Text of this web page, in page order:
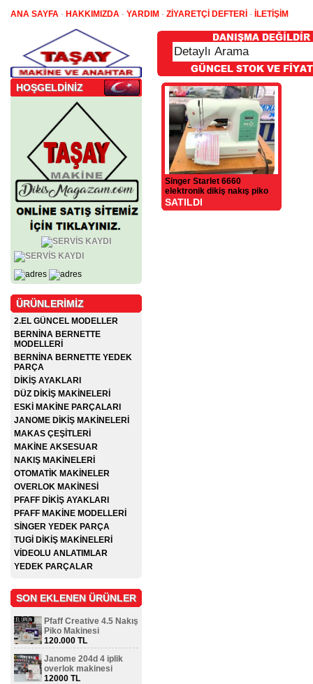
ANA SAYFA - HAKKIMIZDA - YARDIM - ZİYARETÇİ DEFTERİ - İLETİŞİM
HOŞGELDİNİZ
ÜRÜNLERİMİZ
2.EL GÜNCEL MODELLER
BERNİNA BERNETTE
MODELLERİ
BERNİNA BERNETTE YEDEK
PARÇA
DİKİŞ AYAKLARI
DÜZ DİKİŞ MAKİNELERİ
ESKİ MAKİNE PARÇALARI
JANOME DİKİŞ MAKİNELERİ
MAKAS ÇEŞİTLERİ
MAKİNE AKSESUAR
NAKIŞ MAKİNELERİ
OTOMATİK MAKİNELER
OVERLOK MAKİNESİ
PFAFF DİKİŞ AYAKLARI
PFAFF MAKİNE MODELLERİ
SİNGER YEDEK PARÇA
TUGİ DİKİŞ MAKİNELERİ
VİDEOLU ANLATIMLAR
YEDEK PARÇALAR
SON EKLENEN ÜRÜNLER
Pfaff Creative 4.5 Nakış
Piko Makinesi
120.000 TL
Janome 204d 4 iplik
overlok makinesi
12000 TL
Singer Starlet 6660
elektronik dikiş nakış piko
makinesi
SATILDI